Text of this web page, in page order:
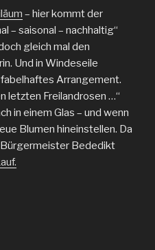
– hier kommt der
– saisonal – nachhaltig“
gleich mal den
Und in Windeseile
Arrangement.
letzten Freilandrosen …“
in einem Glas – und wenn
Blumen hineinstellen. Da
Bededikt